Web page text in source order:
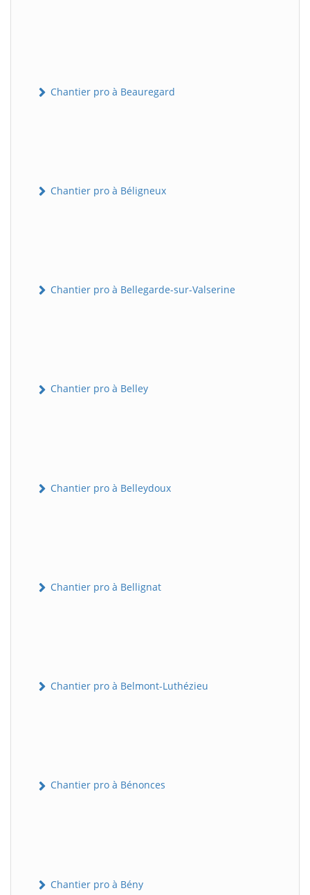
Chantier pro à Beauregard
Chantier pro à Béligneux
Chantier pro à Bellegarde-sur-Valserine
Chantier pro à Belley
Chantier pro à Belleydoux
Chantier pro à Bellignat
Chantier pro à Belmont-Luthézieu
Chantier pro à Bénonces
Chantier pro à Bény